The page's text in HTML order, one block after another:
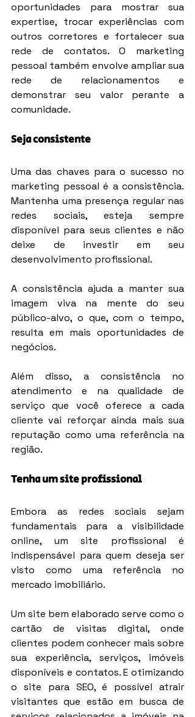
oportunidades para mostrar sua
expertise, trocar experiências com
outros corretores e fortalecer sua
rede de contatos. O marketing
pessoal também envolve ampliar sua
rede de relacionamentos e
demonstrar seu valor perante a
comunidade.
Seja consistente
Uma das chaves para o sucesso no
marketing pessoal é a consistência.
Mantenha uma presença regular nas
redes sociais, esteja sempre
disponível para seus clientes e não
deixe de investir em seu
desenvolvimento profissional.
A consistência ajuda a manter sua
imagem viva na mente do seu
público-alvo, o que, com o tempo,
resulta em mais oportunidades de
negócios.
Além disso, a consistência no
atendimento e na qualidade de
serviço que você oferece a cada
cliente vai reforçar ainda mais sua
reputação como uma referência na
região.
Tenha um site profissional
Embora as redes sociais sejam
fundamentais para a visibilidade
online, um site profissional é
indispensável para quem deseja ser
visto como uma referência no
mercado imobiliário.
Um site bem elaborado serve como o
cartão de visitas digital, onde
clientes podem conhecer mais sobre
sua experiência, serviços, imóveis
disponíveis e contatos. E otimizando
o site para SEO, é possível atrair
visitantes que estão em busca de